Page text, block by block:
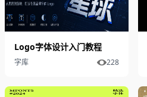
Logo字体设计入门教程
字库 228